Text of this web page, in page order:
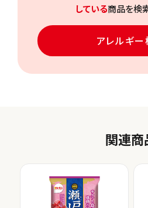
している商品を検
アレルギー
関連商